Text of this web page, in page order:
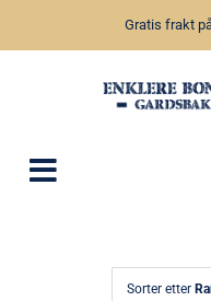
Gratis frakt
Sorter etter